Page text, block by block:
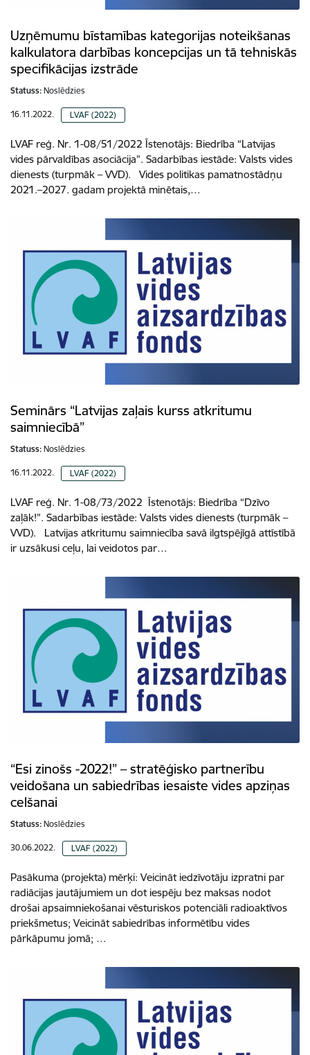
Uzņēmumu bīstamības kategorijas noteikšanas
kalkulatora darbības koncepcijas un tā tehniskās
specifikācijas izstrāde
Statuss: Noslēdzies
16.11.2022. LVAF (2022)
LVAF reģ. Nr. 1-08/51/2022 Īstenotājs: Biedrība “Latvijas
vides pārvaldības asociācija”. Sadarbības iestāde: Valsts vides
dienests (turpmāk – VVD). Vides politikas pamatnostādņu
2021.–2027. gadam projektā minētais,…
Seminārs “Latvijas zaļais kurss atkritumu
saimniecībā”
Statuss: Noslēdzies
16.11.2022. LVAF (2022)
LVAF reģ. Nr. 1-08/73/2022 Īstenotājs: Biedrība “Dzīvo
zaļāk!”. Sadarbības iestāde: Valsts vides dienests (turpmāk –
VVD). Latvijas atkritumu saimniecība savā ilgtspējīgā attīstībā
ir uzsākusi ceļu, lai veidotos par…
“Esi zinošs -2022!” – stratēģisko partnerību
veidošana un sabiedrības iesaiste vides apziņas
celšanai
Statuss: Noslēdzies
30.06.2022. LVAF (2022)
Pasākuma (projekta) mērķi: Veicināt iedzīvotāju izpratni par
radiācijas jautājumiem un dot iespēju bez maksas nodot
drošai apsaimniekošanai vēsturiskos potenciāli radioaktīvos
priekšmetus; Veicināt sabiedrības informētību vides
pārkāpumu jomā; …